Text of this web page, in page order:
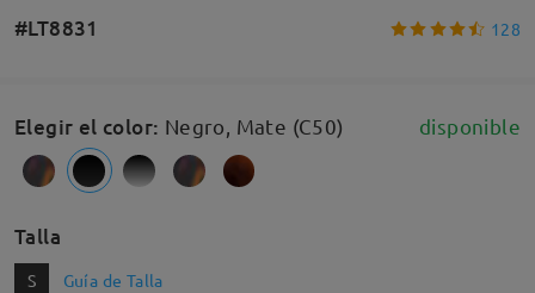
#LT8831 128
Elegir el color: Negro, Mate (C50) disponible
Talla
S Guía de Talla